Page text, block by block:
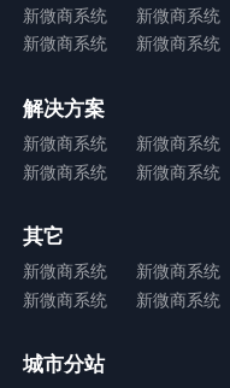
新微商系统 新微商系统
新微商系统
新微商系统
解决方案
新微商系统 新微商系统
新微商系统
新微商系统
其它
新微商系统 新微商系统
新微商系统
新微商系统
城市分站